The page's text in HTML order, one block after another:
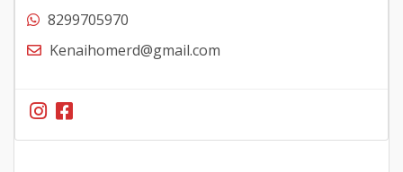
8299705970
Kenaihomerd@gmail.com